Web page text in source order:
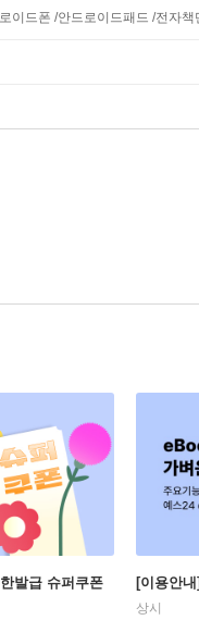
이드폰 /안드로이드패드 /전자
발급 슈퍼쿠폰 [이용안
상시